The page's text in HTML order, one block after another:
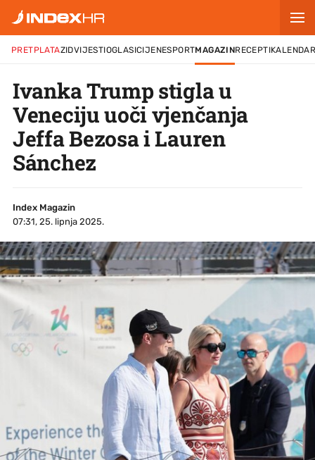
PRETPLATAZIDVIJESTIOGLASICIJENESPORTMAGAZINRECEPTI
Ivanka Trump stigla u
Veneciju uoči vjenčanja
Jeffa Bezosa i Lauren
Sánchez
Index Magazin
07:31, 25. lipnja 2025.